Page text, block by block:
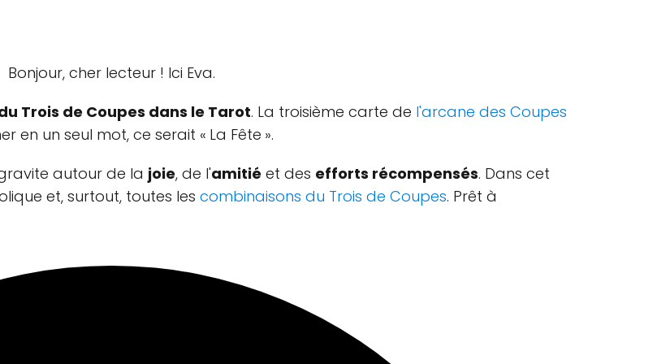
Bonjour, cher lecteur ! Ici Eva.
Trois de Coupes dans le Tarot. La troisième carte de l'arcane des Coupes
en un seul mot, ce serait « La Fête ».
autour de la joie, de l'amitié et des efforts récompensés. Dans cet
et, surtout, toutes les combinaisons du Trois de Coupes. Prêt à